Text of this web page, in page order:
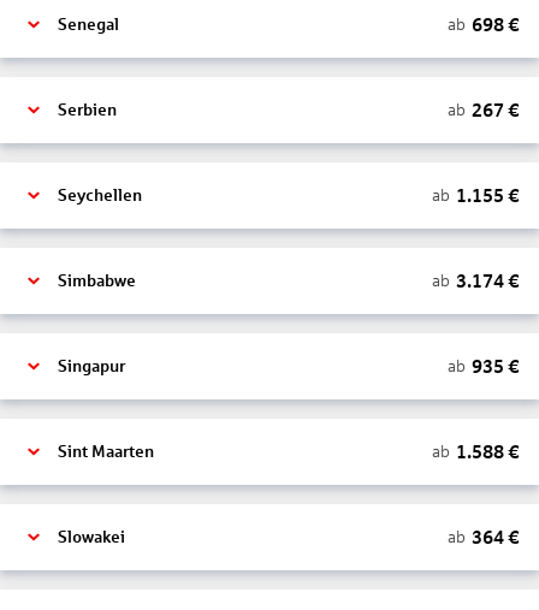
Senegal ab 698€
Serbien ab 267 €
Seychellen ab 1.155 €
Simbabwe ab 3.174€
Singapur ab 935 €
Sint Maarten ab 1.588€
Slowakei ab 364€